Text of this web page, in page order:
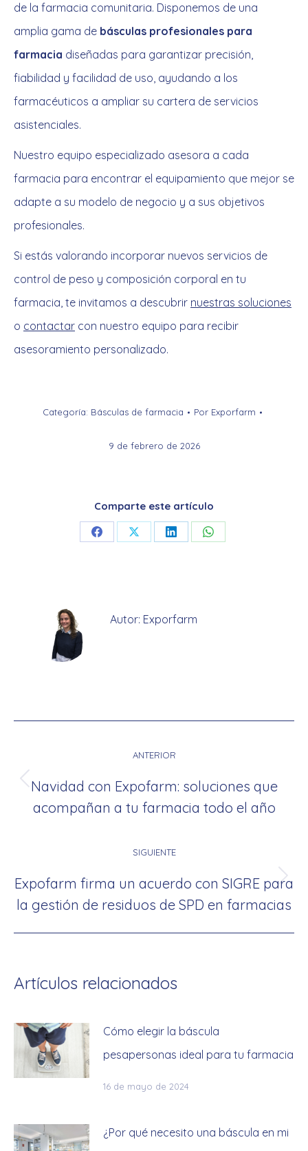
de la farmacia comunitaria. Disponemos de una
amplia gama de básculas profesionales para
farmacia diseñadas para garantizar precisión,
fiabilidad y facilidad de uso, ayudando a los
farmacéuticos a ampliar su cartera de servicios
asistenciales.
Nuestro equipo especializado asesora a cada
farmacia para encontrar el equipamiento que mejor se
adapte a su modelo de negocio y a sus objetivos
profesionales.
Si estás valorando incorporar nuevos servicios de
control de peso y composición corporal en tu
farmacia, te invitamos a descubrir nuestras soluciones
o contactar con nuestro equipo para recibir
asesoramiento personalizado.
Categoría: Básculas de farmacia Por Exporfarm
9 de febrero de 2026
Comparte este artículo
Share Share Share Share
Autor: Exporfarm
publicaciones
ANTERIOR
Publicación
anterior:
Navidad con Expofarm: soluciones que
acompañan a tu farmacia todo el año
SIGUIENTE
Publicación
siguiente:
Expofarm firma un acuerdo con SIGRE para
la gestión de residuos de SPD en farmacias
Artículos relacionados
Cómo elegir la báscula
pesapersonas ideal para tu farmacia
16 de mayo de 2024
¿Por qué necesito una báscula en mi